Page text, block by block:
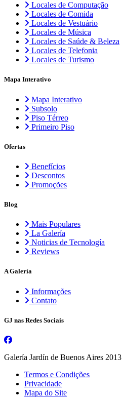
Locales de Computação
Locales de Comida
Locales de Vestuário
Locales de Música
Locales de Saúde & Beleza
Locales de Telefonia
Locales de Turismo
Mapa Interativo
Mapa Interativo
Subsolo
Piso Térreo
Primeiro Piso
Ofertas
Benefícios
Descontos
Promoções
Blog
Mais Populares
La Galería
Noticias de Tecnología
Reviews
A Galería
Informações
Contato
GJ nas Redes Sociais
Galería Jardín de Buenos Aires 2013
Termos e Condições
Privacidade
Mapa do Site